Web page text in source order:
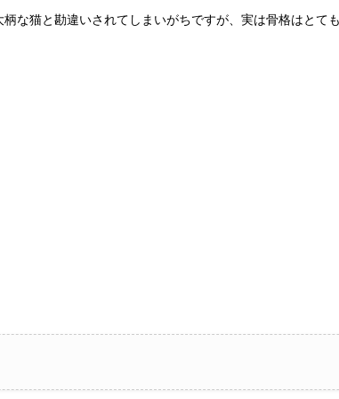
な猫と勘違いされてしまいがちですが、実は骨格はとても